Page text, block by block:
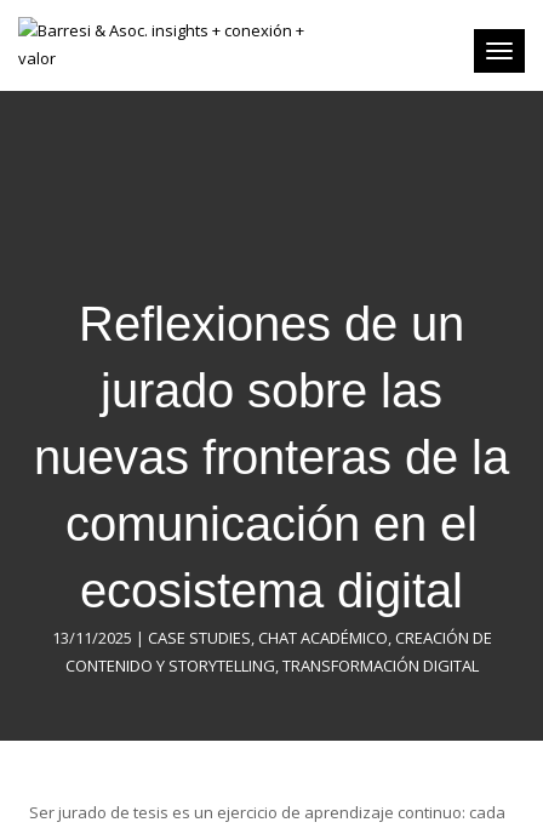
Toggle
Reflexiones de un
jurado sobre las
nuevas fronteras de la
comunicación en el
ecosistema digital
13/11/2025 | CASE STUDIES,CHAT ACADÉMICO,CREACIÓN DE
CONTENIDO Y STORYTELLING,TRANSFORMACIÓN DIGITAL
Ser jurado de tesis es un ejercicio de aprendizaje continuo: cada